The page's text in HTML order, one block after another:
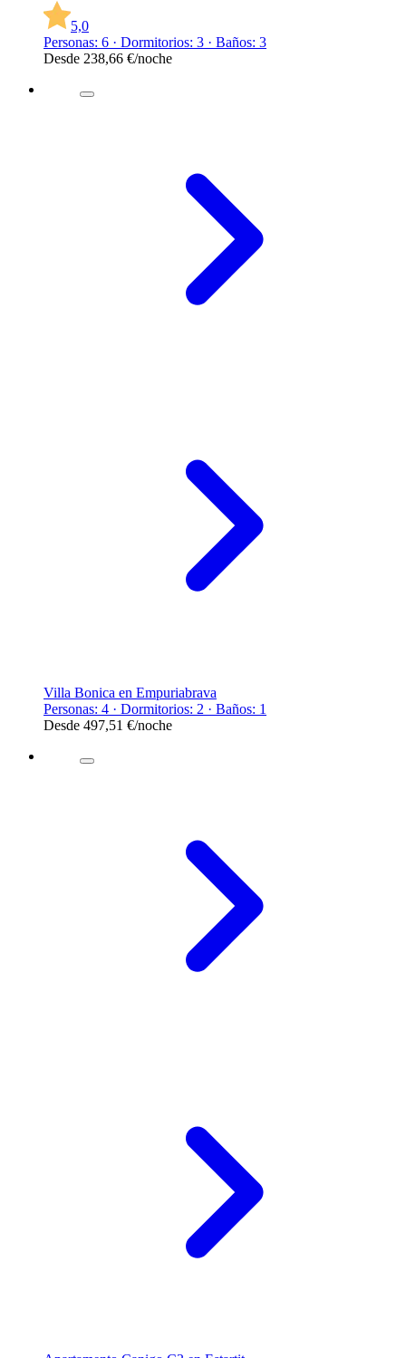
5,0
Personas: 6 · Dormitorios: 3 · Baños: 3
Desde 238,66 €/noche
Villa Bonica en Empuriabrava
Personas: 4 · Dormitorios: 2 · Baños: 1
Desde 497,51 €/noche